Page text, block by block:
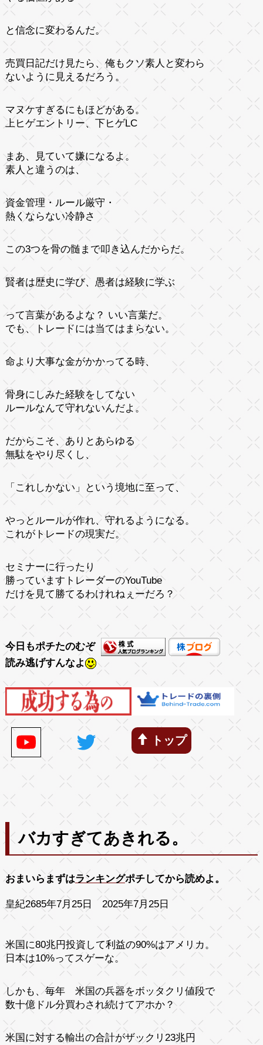
と信念に変わるんだ。
売買日記だけ見たら、俺もクソ素人と変わら
ないように見えるだろう。
マヌケすぎるにもほどがある。
上ヒゲエントリー、下ヒゲLC
まあ、見ていて嫌になるよ。
素人と違うのは、
資金管理・ルール厳守・
熱くならない冷静さ
この3つを骨の髄まで叩き込んだからだ。
賢者は歴史に学び、愚者は経験に学ぶ
って言葉があるよな？ いい言葉だ。
でも、トレードには当てはまらない。
命より大事な金がかかってる時、
骨身にしみた経験をしてない
ルールなんて守れないんだよ。
だからこそ、ありとあらゆる
無駄をやり尽くし、
「これしかない」という境地に至って、
やっとルールが作れ、守れるようになる。
これがトレードの現実だ。
セミナーに行ったり
勝っていますトレーダーのYouTube
だけを見て勝てるわけれねぇーだろ？
今日もポチたのむぞ
読み逃げすんなよ
トップ
バカすぎてあきれる。
おまいらまずはランキングポチしてから読めよ。
皇紀2685年7月25日 2025年7月25日
米国に80兆円投資して利益の90%はアメリカ。
日本は10%ってスゲーな。
しかも、毎年 米国の兵器をボッタクリ値段で
数十億ドル分買わされ続けてアホか？
米国に対する輸出の合計がザックリ23兆円